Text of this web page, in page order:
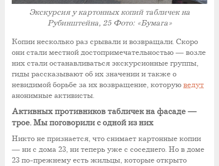
Экскурсия у картонных копий табличек на
Рубинштейна, 25 Фото: «Бумага»
Копии несколько раз срывали и возвращали. Скоро
они стали местной достопримечательностью — возле
них стали останавливаться экскурсионные группы,
гиды рассказывают об их значении и также о
невидимой борьбе за их возвращение, которую ведут
анонимные активисты.
Активных противников табличек на фасаде —
трое. Мы поговорили с одной из них
Никто не признается, что снимает картонные копии
— ни с дома 23, ни теперь уже с соседнего. Но в доме
23 по-прежнему есть жильцы, которые открыто